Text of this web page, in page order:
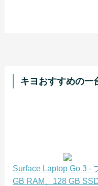
キヨおすすめの一
Surface Laptop Go 3 -
GB RAM、128 GB